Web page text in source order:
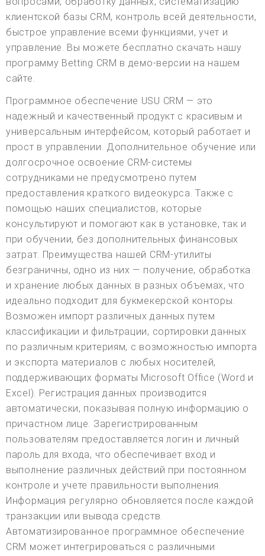
клиентской базы CRM, контроль всей деятельности,
быстрое управление всеми функциями, учет и
управление. Вы можете бесплатно скачать нашу
программу Betting CRM в демо-версии на нашем
сайте.
Программное обеспечение USU CRM — это
надежный и качественный продукт с красивым и
универсальным интерфейсом, который работает и
прост в управлении. Дополнительное обучение или
долгосрочное освоение CRM-системы
сотрудниками не предусмотрено путем
предоставления краткого видеокурса. Также с
помощью наших специалистов, которые
консультируют и помогают как в установке, так и
при обучении, без дополнительных финансовых
затрат. Преимущества нашей CRM-утилиты
безграничны, одно из них — получение, обработка
и хранение любых данных в разных объемах, что
идеально подходит для букмекерской конторы.
Возможен импорт различных данных путем
классификации и фильтрации, сортировки данных
по различным критериям, с возможностью импорта
и экспорта материалов с любых носителей,
поддерживающих форматы Microsoft Office (Word и
Excel). Регистрация данных производится
автоматически, показывая полную информацию о
причастном лице. Зарегистрированным
пользователям предоставляется логин и личный
пароль для входа, что обеспечивает вход и
выполнение различных действий при постоянном
контроле и учете правильности выполнения.
Информация регулярно обновляется после каждой
транзакции или вывода средств.
Автоматизированное программное обеспечение
CRM может интегрироваться с различными